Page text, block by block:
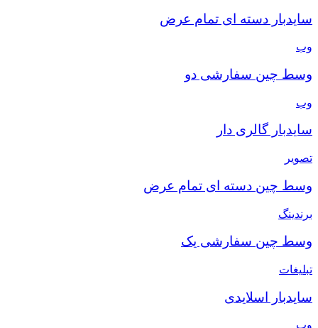
سایدبار دسته ای تمام عرض
وب
وسط چین سفارشی دو
وب
سایدبار گالری دار
تصویر
وسط چین دسته ای تمام عرض
برندینگ
وسط چین سفارشی یک
تبلیغات
سایدبار اسلایدی
وب